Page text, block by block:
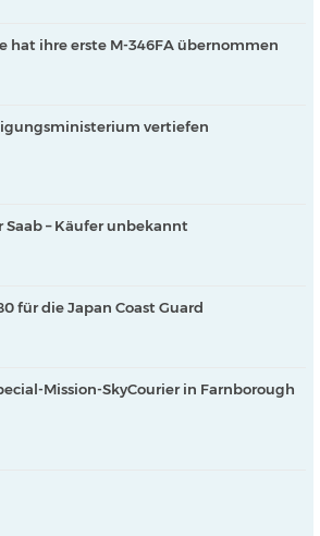
hat ihre erste M-346FA übernommen
vertiefen
– Käufer unbekannt
für die Japan Coast Guard
Mission-SkyCourier in Farnborough